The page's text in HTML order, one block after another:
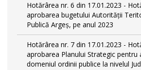
Hotărârea nr. 6 din 17.01.2023 -
aprobarea bugetului Autorității
Publică Argeș, pe anul 2023
Hotărârea nr. 7 din 17.01.2023 -
aprobarea Planului Strategic pentru
domeniul ordinii publice la nivelul